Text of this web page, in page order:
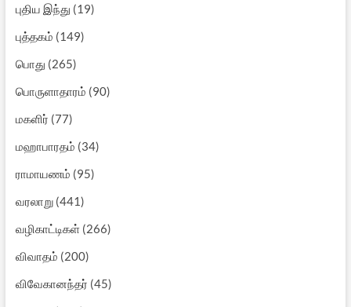
புதிய இந்து (19)
புத்தகம் (149)
பொது (265)
பொருளாதாரம் (90)
மகளிர் (77)
மஹாபாரதம் (34)
ராமாயணம் (95)
வரலாறு(441)
வழிகாட்டிகள்(266)
விவாதம் (200)
விவேகானந்தர் (45)